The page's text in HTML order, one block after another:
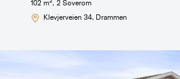
102 m , 2 Soverom
Klevjerveien 34, Drammen